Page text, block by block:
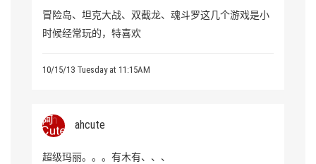
冒险岛、坦克大战、双截龙、魂斗罗这几个游戏是小
时候经常玩的，特喜欢
10/15/13 Tuesday at 11:15AM
ahcute
超级玛丽。。。有木有、、、